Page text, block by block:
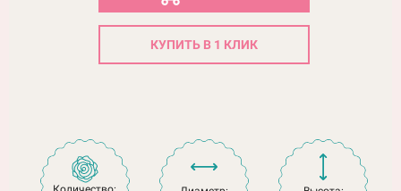
КУПИТЬ В 1 КЛИК